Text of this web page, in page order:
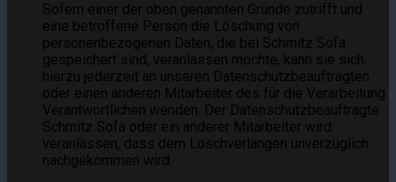
Sofern einer der oben genannten Gründe zutrifft und
eine betroffene Person die Löschung von
personenbezogenen Daten, die bei Schmitz Sofa
gespeichert sind, veranlassen möchte, kann sie sich
hierzu jederzeit an unseren Datenschutzbeauftragten
oder einen anderen Mitarbeiter des für die Verarbeitung
Verantwortlichen wenden. Der Datenschutzbeauftragte
Schmitz Sofa oder ein anderer Mitarbeiter wird
veranlassen, dass dem Löschverlangen unverzüglich
nachgekommen wird.